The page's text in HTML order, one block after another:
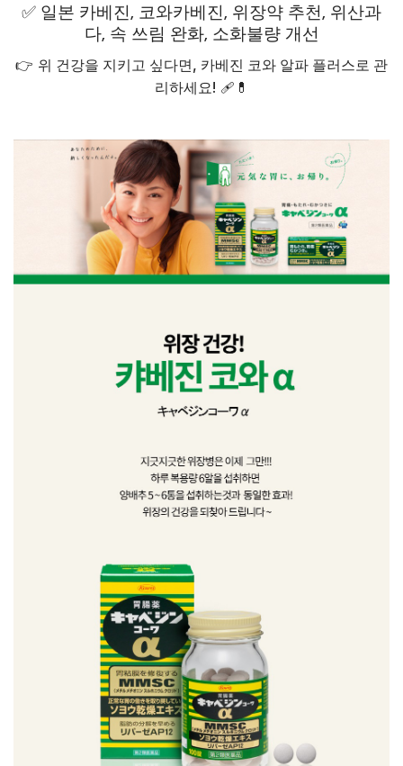
✅ 일본 카베진, 코와카베진, 위장약 추천, 위산과
다, 속 쓰림 완화, 소화불량 개선
👉 위 건강을 지키고 싶다면, 카베진 코와 알파 플러스로 관
리하세요! 🩹💊